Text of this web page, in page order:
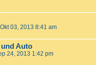
03, 2013 8:41 am
Auto
24, 2013 1:42 pm